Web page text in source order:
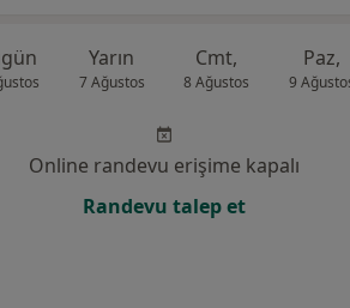
Yarın
7 Ağustos
Cmt,
8 Ağustos
Paz,
9
Online randevu erişime kapalı
Randevu talep et